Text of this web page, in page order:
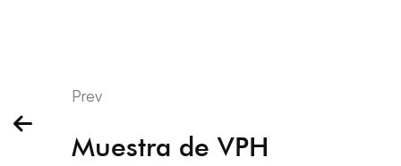
Prev
Muestra de VPH